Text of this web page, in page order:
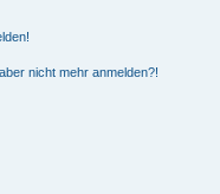
nicht mehr anmelden?!